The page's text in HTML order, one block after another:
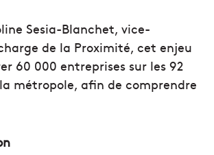
Sesia-Blanchet, vice-
de la Proximité, cet enjeu
60 000 entreprises sur les 92
métropole, afin de comprendre